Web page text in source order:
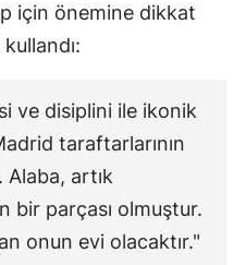
için önemine dikkat
ve disiplini ile ikonik
taraftarlarının
Alaba, artık
bir parçası olmuştur.
onun evi olacaktır."